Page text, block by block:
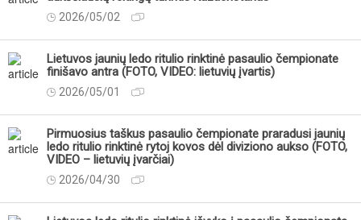
2026/05/02
Lietuvos jaunių ledo ritulio rinktinė pasaulio čempionate
finišavo antra (FOTO, VIDEO: lietuvių įvartis)
2026/05/01
Pirmuosius taškus pasaulio čempionate praradusi jaunių
ledo ritulio rinktinė rytoj kovos dėl diviziono aukso (FOTO,
VIDEO – lietuvių įvarčiai)
2026/04/30